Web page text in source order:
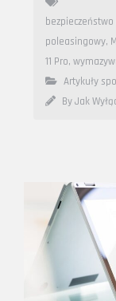
bezpieczeństwo
poleasingowy,
11 Pro,
Artykuły
By Jak